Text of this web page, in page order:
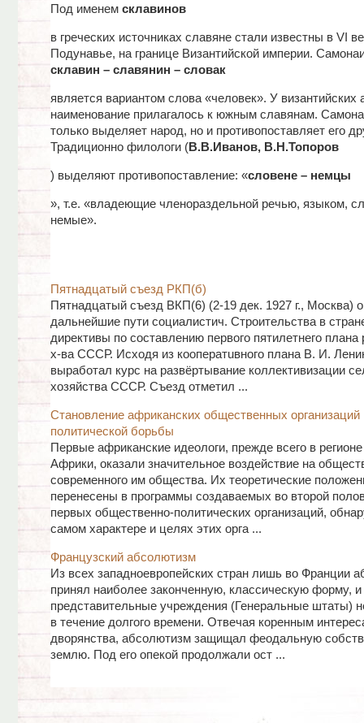
Под именем склавинов
в греческих источниках славяне стали известны в VI
Подунавье, на границе Византийской империи.
склавин – славянин – словак
является вариантом слова «человек». У византийских
наименование прилагалось к южным славянам.
только выделяет народ, но и противопоставляет его
Традиционно филологи (В.В.Иванов, В.Н.Топоров
) выделяют противопоставление: «словене – немцы
», т.е. «владеющие членораздельной речью, языком,
немые».
Пятнадцатый съезд РКП(б)
Пятнадцатый съезд ВКП(6) (2-19 дек. 1927 г., Москва)
дальнейшие пути социалистич. Строительства в
директивы по составлению первого пятилетнего плана
х-ва СССР. Исходя из коопepaтuвного плана В. И.
выработал курс на развёртывание коллективизации
хозяйства СССР. Съезд отметил ...
Становление африканских общественных
политической борьбы
Первые африканские идеологи, прежде всего в
Африки, оказали значительное воздействие на
современного им общества. Их теоретические
перенесены в программы создаваемых во второй
первых общественно-политических организаций,
самом характере и целях этих орга ...
Французский абсолютизм
Из всех западноевропейских стран лишь во Франции
принял наиболее законченную, классическую форму,
представительные учреждения (Генеральные штаты)
в течение долгого времени. Отвечая коренным
дворянства, абсолютизм защищал феодальную
землю. Под его опекой продолжали ост ...